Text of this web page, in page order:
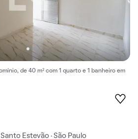
de 40 m² com 1 quarto e 1 banheiro em
Estevão · São Paulo